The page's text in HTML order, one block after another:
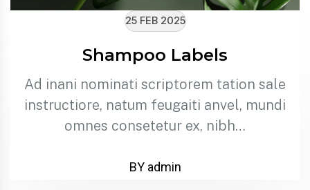
25 FEB 2025
Shampoo Labels
Ad inani nominati scriptorem tation sale
instructiore, natum feugaiti anvel, mundi
omnes consetetur ex, nibh…
BY admin